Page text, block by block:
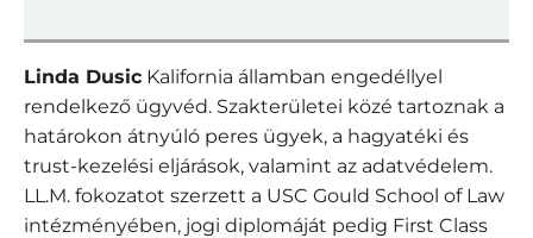
Linda Dusic Kalifornia államban engedéllyel
rendelkező ügyvéd. Szakterületei közé tartoznak a
határokon átnyúló peres ügyek, a hagyatéki és
trust-kezelési eljárások, valamint az adatvédelem.
LL.M. fokozatot szerzett a USC Gould School of Law
intézményében, jogi diplomáját pedig First Class